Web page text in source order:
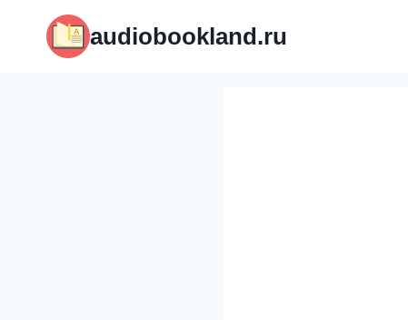
содержимому
audiobookland.ru